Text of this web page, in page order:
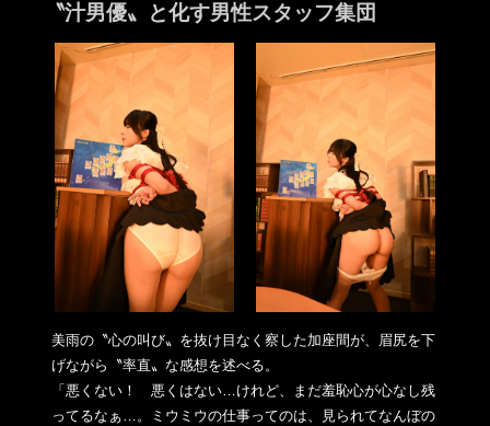
〝汁男優〟と化す男性スタッフ集団
美雨の〝心の叫び〟を抜け目なく察した加座間が、眉尻を下
げながら〝率直〟な感想を述べる。
「悪くない！ 悪くはない…けれど、まだ羞恥心が心なし残
ってるなぁ…。ミウミ ウの仕事ってのは、見られてなんぼの